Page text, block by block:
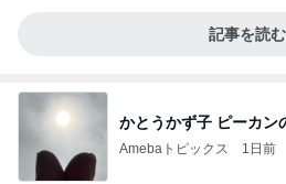
記事を読む
かとうかず子 ピーカン
Amebaトピックス 1日前